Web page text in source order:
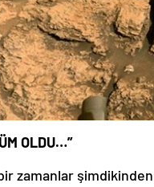
OLDU…”
bir zamanlar